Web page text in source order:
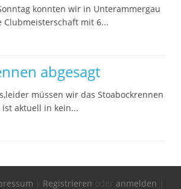
konnten wir in Unterammergau
Clubmeisterschaft mit 6...
abgesagt
müssen wir das Stoabockrennen
ist aktuell in kein...
Registrieren anmelden